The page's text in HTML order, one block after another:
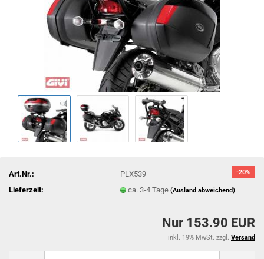
-20%
Art.Nr.:
PLX539
Lieferzeit:
ca. 3-4 Tage(Ausland abweichend)
Nur 153.90 EUR
inkl. 19% MwSt. zzgl. Versand